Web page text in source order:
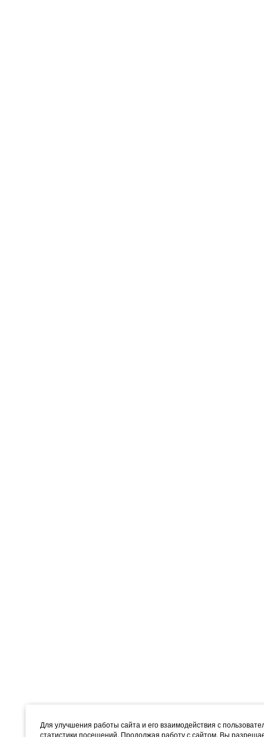
Для улучшения работы сайта и его взаимодействия с
статистики посещений. Продолжая работу с сайтом, Вы